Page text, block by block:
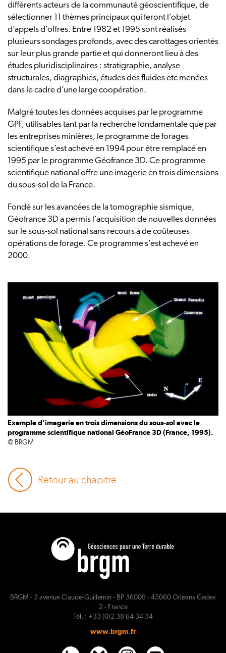
différents acteurs de la communauté géoscientifique, de
sélectionner 11 thèmes principaux qui feront l’objet
d’appels d’offres. Entre 1982 et 1995 sont réalisés
plusieurs sondages profonds, avec des carottages orientés
sur leur plus grande partie et qui donneront lieu à des
études pluridisciplinaires : stratigraphie, analyse
structurales, diagraphies, études des fluides etc menées
dans le cadre d’une large coopération.
Malgré toutes les données acquises par le programme
GPF, utilisables tant par la recherche fondamentale que par
les entreprises minières, le programme de forages
scientifique s’est achevé en 1994 pour être remplacé en
1995 par le programme Géofrance 3D. Ce programme
scientifique national offre une imagerie en trois dimensions
du sous-sol de la France.
Fondé sur les avancées de la tomographie sismique,
Géofrance 3D a permis l’acquisition de nouvelles données
sur le sous-sol national sans recours à de coûteuses
opérations de forage. Ce programme s’est achevé en
2000.
Exemple d'imagerie en trois dimensions du sous-sol avec le
programme scientifique national GéoFrance 3D (France, 1995).
© BRGM
Retour au chapitre
BRGM - 3 avenue Claude-Guillemin - BP 36009 - 45060 Orléans Cedex
2 - France
Tél. : +33 (0)2 38 64 34 34
www.brgm.fr